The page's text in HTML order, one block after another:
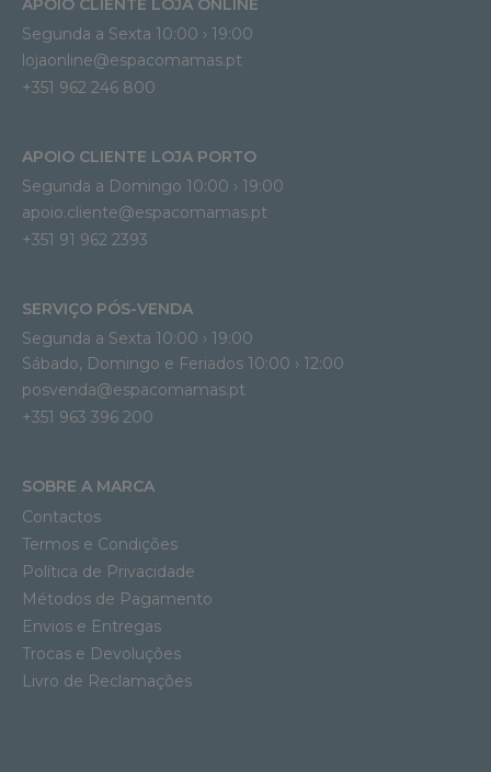
APOIO CLIENTE LOJA ONLINE
Segunda a Sexta 10:00 › 19:00
lojaonline@espacomamas.pt
+351 962 246 800
APOIO CLIENTE LOJA PORTO
Segunda a Domingo 10:00 › 19:00
apoio.cliente@espacomamas.pt
+351 91 962 2393
SERVIÇO PÓS-VENDA
Segunda a Sexta 10:00 › 19:00
Sábado, Domingo e Feriados 10:00 › 12:00
posvenda@espacomamas.pt
+351 963 396 200
SOBRE A MARCA
Contactos
Termos e Condições
Política de Privacidade
Métodos de Pagamento
Envios e Entregas
Trocas e Devoluções
Livro de Reclamações